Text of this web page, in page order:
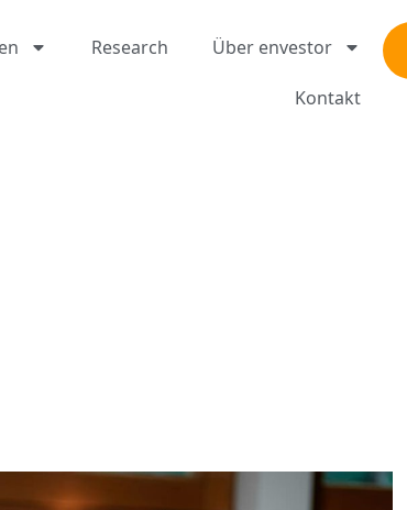
Research Über envestor
Kontakt